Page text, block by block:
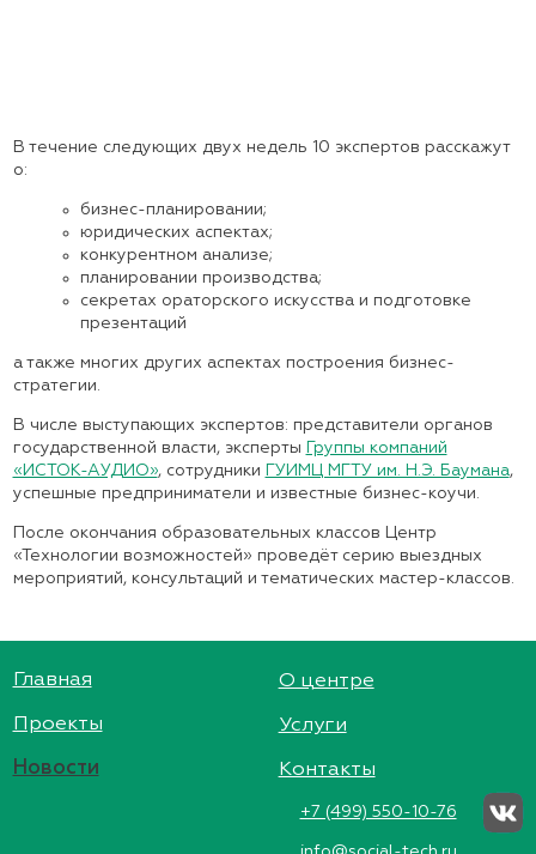
В течение следующих двух недель 10 экспертов расскажут
о:
бизнес-планировании;
юридических аспектах;
конкурентном анализе;
планировании производства;
секретах ораторского искусства и подготовке
презентаций
а также многих других аспектах построения бизнес-
стратегии.
В числе выступающих экспертов: представители органов
государственной власти, эксперты
Группы компаний
«ИСТОК-АУДИО», сотрудники ГУИМЦ МГТУ им. Н.Э. Баумана,
успешные предприниматели и известные бизнес-коучи.
После окончания образовательных классов Центр
«Технологии возможностей» проведёт серию выездных
мероприятий, консультаций и тематических мастер-классов.
Главная
Проекты
Новости
О центре
Услуги
Контакты
+7 (499) 550-10-76